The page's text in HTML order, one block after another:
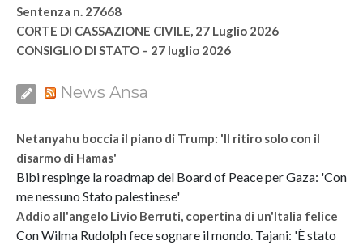
Sentenza n. 27668
CORTE DI CASSAZIONE CIVILE, 27 Luglio 2026
CONSIGLIO DI STATO – 27 luglio 2026
News Ansa
Netanyahu boccia il piano di Trump: 'Il ritiro solo con il
disarmo di Hamas'
Bibi respinge la roadmap del Board of Peace per Gaza: 'Con
me nessuno Stato palestinese'
Addio all'angelo Livio Berruti, copertina di un'Italia felice
Con Wilma Rudolph fece sognare il mondo. Tajani: 'È stato